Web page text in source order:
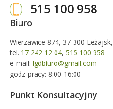
515 100 958
Biuro
Wierzawice 874, 37-300 Leżajsk,
tel. 17 242 12 04, 515 100 958
e-mail: lgdbiuro@gmail.com
godz-pracy: 8:00-16:00
Punkt Konsultacyjny